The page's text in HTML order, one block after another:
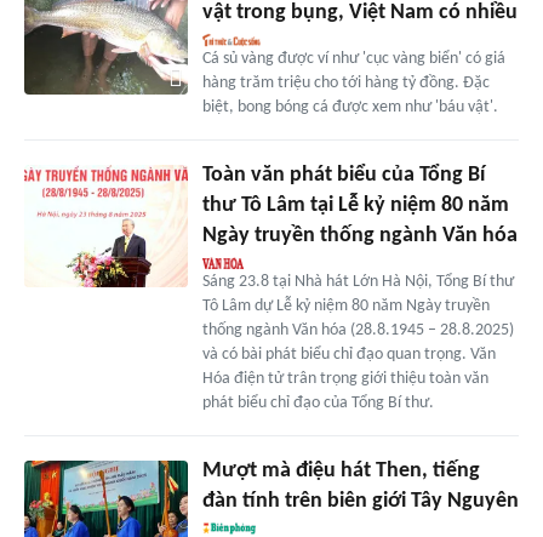
vật trong bụng, Việt Nam có nhiều
Cá sủ vàng được ví như 'cục vàng biển' có giá
hàng trăm triệu cho tới hàng tỷ đồng. Đặc
biệt, bong bóng cá được xem như 'báu vật'.
Toàn văn phát biểu của Tổng Bí
thư Tô Lâm tại Lễ kỷ niệm 80 năm
Ngày truyền thống ngành Văn hóa
Sáng 23.8 tại Nhà hát Lớn Hà Nội, Tổng Bí thư
Tô Lâm dự Lễ kỷ niệm 80 năm Ngày truyền
thống ngành Văn hóa (28.8.1945 – 28.8.2025)
và có bài phát biểu chỉ đạo quan trọng. Văn
Hóa điện tử trân trọng giới thiệu toàn văn
phát biểu chỉ đạo của Tổng Bí thư.
Mượt mà điệu hát Then, tiếng
đàn tính trên biên giới Tây Nguyên